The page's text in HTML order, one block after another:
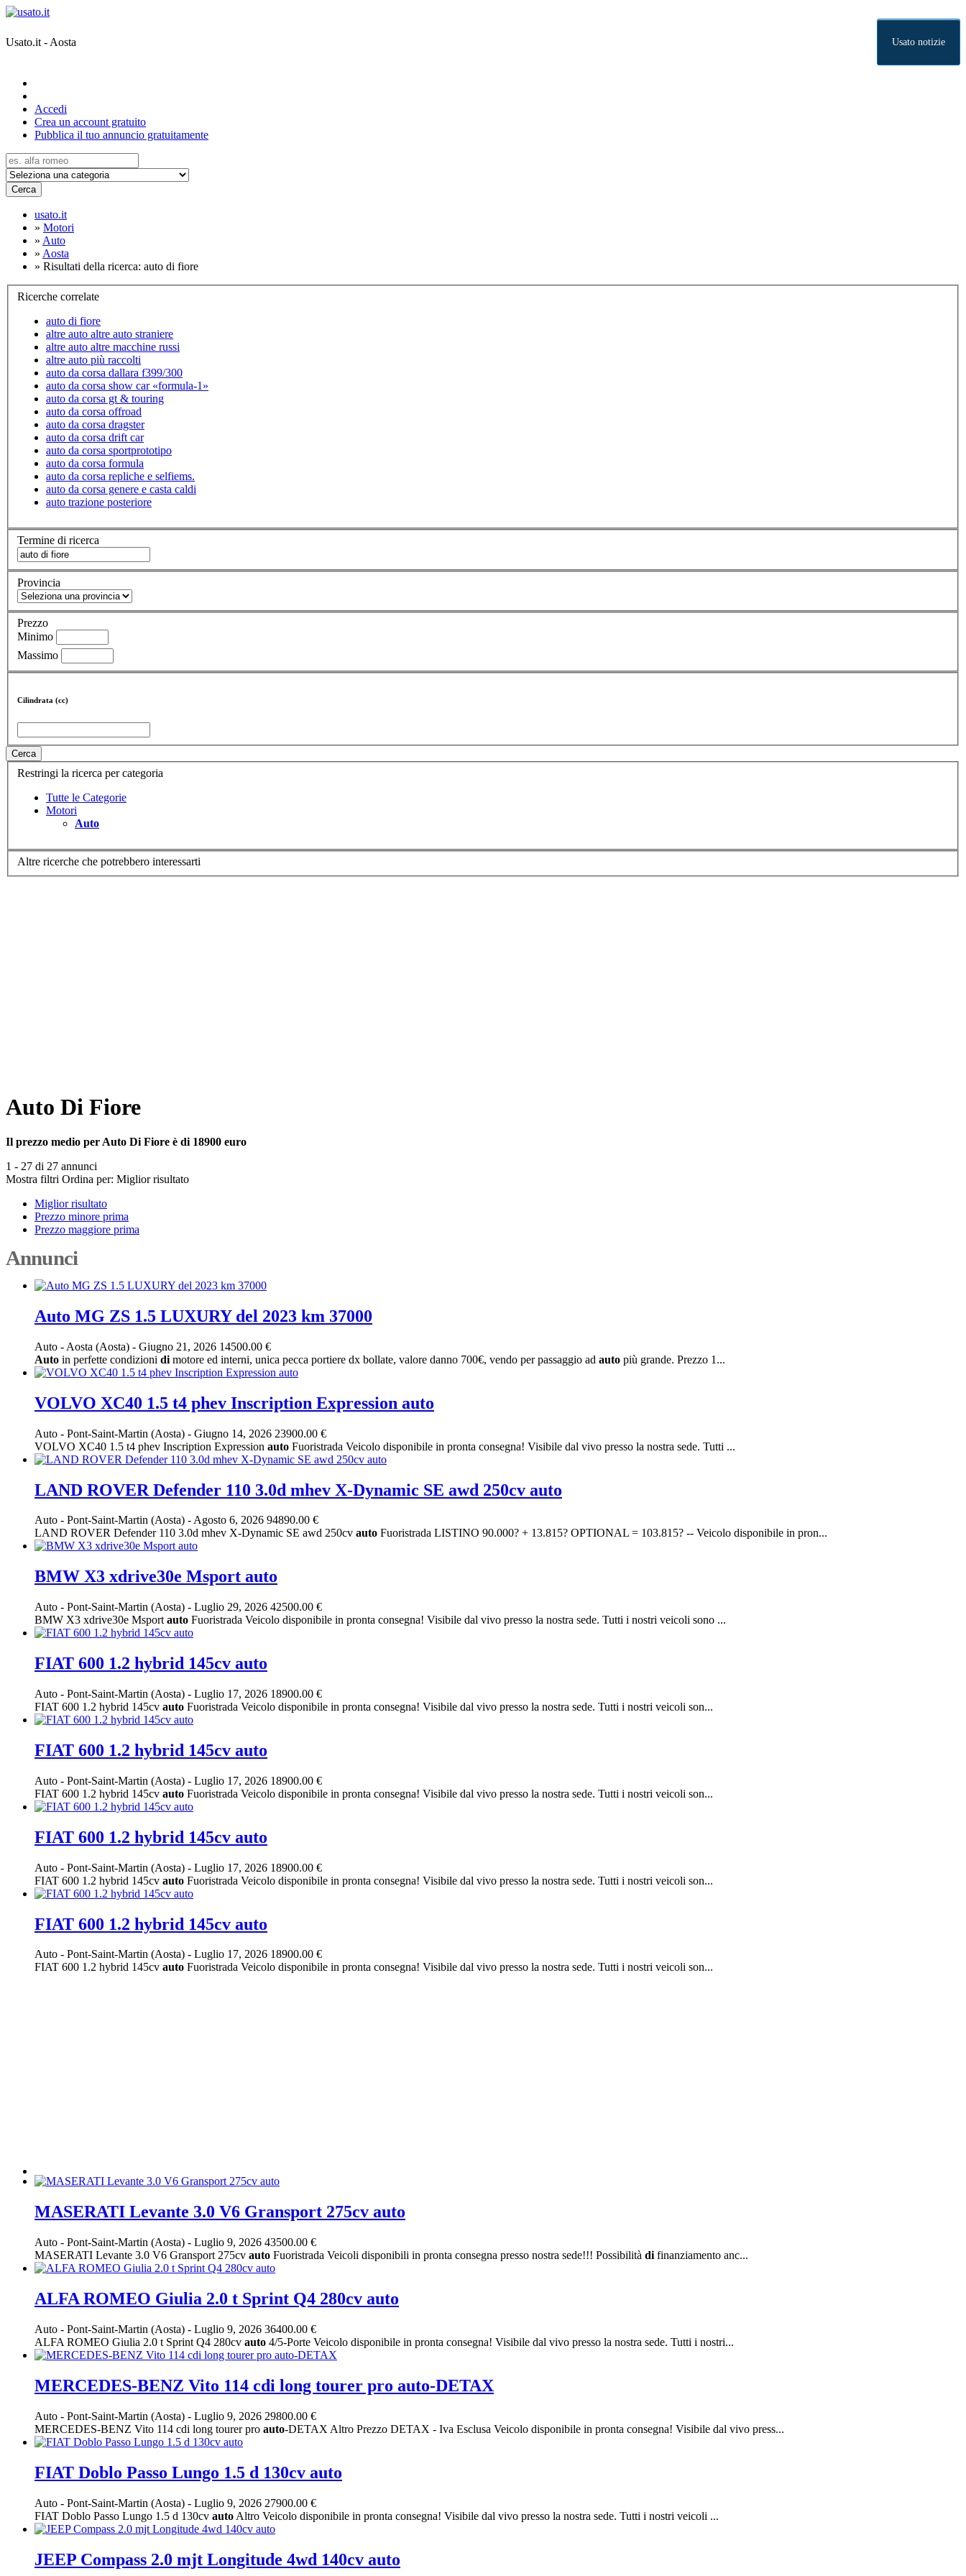
Usato.it - Aosta Usato notizie
Accedi
Crea un account gratuito
Pubblica il tuo annuncio gratuitamente
Cerca
usato.it
» Motori
» Auto
» Aosta
» Risultati della ricerca: auto di fiore
Ricerche correlate
auto di fiore
altre auto altre auto straniere
altre auto altre macchine russi
altre auto più raccolti
auto da corsa dallara f399/300
auto da corsa show car «formula-1»
auto da corsa gt & touring
auto da corsa offroad
auto da corsa dragster
auto da corsa drift car
auto da corsa sportprototipo
auto da corsa formula
auto da corsa repliche e selfiems.
auto da corsa genere e casta caldi
auto trazione posteriore
Termine di ricerca
Provincia
Prezzo
Minimo
Massimo
Cilindrata (cc)
Cerca
Restringi la ricerca per categoria
Tutte le Categorie
Motori
Auto
Altre ricerche che potrebbero interessarti
Auto Di Fiore
Il prezzo medio per Auto Di Fiore è di 18900 euro
1 - 27 di 27 annunci
Mostra filtri Ordina per: Miglior risultato
Miglior risultato
Prezzo minore prima
Prezzo maggiore prima
Annunci
Auto MG ZS 1.5 LUXURY del 2023 km 37000
Auto - Aosta (Aosta) - Giugno 21, 2026 14500.00 €
Auto in perfette condizioni di motore ed interni, unica pecca portiere dx bollate, valore danno 700€, vendo per passaggio ad auto più grande. Prezzo 1...
VOLVO XC40 1.5 t4 phev Inscription Expression auto
Auto - Pont-Saint-Martin (Aosta) - Giugno 14, 2026 23900.00 €
VOLVO XC40 1.5 t4 phev Inscription Expression auto Fuoristrada Veicolo disponibile in pronta consegna! Visibile dal vivo presso la nostra sede. Tutti ...
LAND ROVER Defender 110 3.0d mhev X-Dynamic SE awd 250cv auto
Auto - Pont-Saint-Martin (Aosta) -Agosto 6, 2026 94890.00 €
LAND ROVER Defender 110 3.0d mhev X-Dynamic SE awd 250cv auto Fuoristrada LISTINO 90.000? + 13.815? OPTIONAL = 103.815? -- Veicolo disponibile in pron...
BMW X3 xdrive30e Msport auto
Auto - Pont-Saint-Martin (Aosta) - Luglio 29, 2026 42500.00 €
BMW X3 xdrive30e Msport auto Fuoristrada Veicolo disponibile in pronta consegna! Visibile dal vivo presso la nostra sede. Tutti i nostri veicoli sono ...
FIAT 600 1.2 hybrid 145cv auto
Auto - Pont-Saint-Martin (Aosta) - Luglio 17, 2026 18900.00 €
FIAT 600 1.2 hybrid 145cv auto Fuoristrada Veicolo disponibile in pronta consegna! Visibile dal vivo presso la nostra sede. Tutti i nostri veicoli son...
FIAT 600 1.2 hybrid 145cv auto
Auto - Pont-Saint-Martin (Aosta) - Luglio 17, 2026 18900.00 €
FIAT 600 1.2 hybrid 145cv auto Fuoristrada Veicolo disponibile in pronta consegna! Visibile dal vivo presso la nostra sede. Tutti i nostri veicoli son...
FIAT 600 1.2 hybrid 145cv auto
Auto - Pont-Saint-Martin (Aosta) - Luglio 17, 2026 18900.00 €
FIAT 600 1.2 hybrid 145cv auto Fuoristrada Veicolo disponibile in pronta consegna! Visibile dal vivo presso la nostra sede. Tutti i nostri veicoli son...
FIAT 600 1.2 hybrid 145cv auto
Auto - Pont-Saint-Martin (Aosta) - Luglio 17, 2026 18900.00 €
FIAT 600 1.2 hybrid 145cv auto Fuoristrada Veicolo disponibile in pronta consegna! Visibile dal vivo presso la nostra sede. Tutti i nostri veicoli son...
MASERATI Levante 3.0 V6 Gransport 275cv auto
Auto - Pont-Saint-Martin (Aosta) - Luglio 9, 2026 43500.00 €
MASERATI Levante 3.0 V6 Gransport 275cv auto Fuoristrada Veicoli disponibili in pronta consegna presso nostra sede!!! Possibilità di finanziamento anc...
ALFA ROMEO Giulia 2.0 t Sprint Q4 280cv auto
Auto - Pont-Saint-Martin (Aosta) - Luglio 9, 2026 36400.00 €
ALFA ROMEO Giulia 2.0 t Sprint Q4 280cv auto 4/5-Porte Veicolo disponibile in pronta consegna! Visibile dal vivo presso la nostra sede. Tutti i nostri...
MERCEDES-BENZ Vito 114 cdi long tourer pro auto-DETAX
Auto - Pont-Saint-Martin (Aosta) - Luglio 9, 2026 29800.00 €
MERCEDES-BENZ Vito 114 cdi long tourer pro auto-DETAX Altro Prezzo DETAX - Iva Esclusa Veicolo disponibile in pronta consegna! Visibile dal vivo press...
FIAT Doblo Passo Lungo 1.5 d 130cv auto
Auto - Pont-Saint-Martin (Aosta) - Luglio 9, 2026 27900.00 €
FIAT Doblo Passo Lungo 1.5 d 130cv auto Altro Veicolo disponibile in pronta consegna! Visibile dal vivo presso la nostra sede. Tutti i nostri veicoli ...
JEEP Compass 2.0 mjt Longitude 4wd 140cv auto